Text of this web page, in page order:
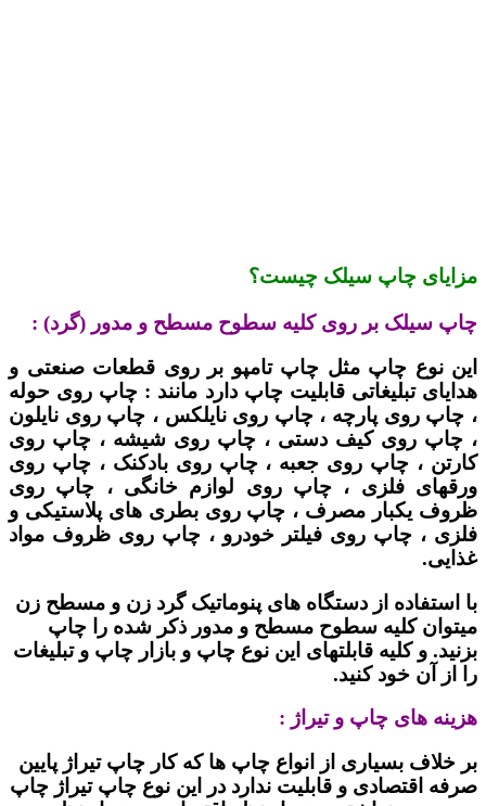
مزایای چاپ سیلک چیست؟
چاپ سیلک بر روی کلیه سطوح مسطح و مدور (گرد) :
این نوع چاپ مثل چاپ تامپو بر روی قطعات صنعتی و
هدایای تبلیغاتی قابلیت چاپ دارد مانند : چاپ روی حوله
، چاپ روی پارچه ، چاپ روی نایلکس ، چاپ روی نایلون
، چاپ روی کیف دستی ، چاپ روی شیشه ، چاپ روی
کارتن ، چاپ روی جعبه ، چاپ روی بادکنک ، چاپ روی
ورقهای فلزی ، چاپ روی لوازم خانگی ، چاپ روی
ظروف یکبار مصرف ، چاپ روی بطری های پلاستیکی و
فلزی ، چاپ روی فیلتر خودرو ، چاپ روی ظروف مواد
غذایی.
با استفاده از دستگاه های پنوماتیک گرد زن و مسطح زن
میتوان کلیه سطوح مسطح و مدور ذکر شده را چاپ
بزنید. و کلیه قابلتهای این نوع چاپ و بازار چاپ و تبلیغات
را از آن خود کنید.
هزینه های چاپ و تیراژ :
بر خلاف بسیاری از انواع چاپ ها که کار چاپ تیراژ پایین
صرفه اقتصادی و قابلیت ندارد در این نوع چاپ تیراژ چاپ